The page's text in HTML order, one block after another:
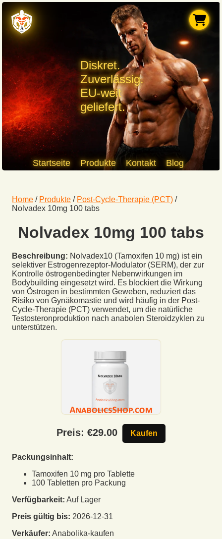
Diskret.
Zuverlässig.
EU-weit
geliefert.
Startseite Produkte Kontakt Blog
Home / Produkte / Post-Cycle-Therapie (PCT) /
Nolvadex 10mg 100 tabs
Nolvadex 10mg 100 tabs
Beschreibung: Nolvadex10 (Tamoxifen 10 mg) ist ein
selektiver Estrogenrezeptor-Modulator (SERM), der zur
Kontrolle östrogenbedingter Nebenwirkungen im
Bodybuilding eingesetzt wird. Es blockiert die Wirkung
von Östrogen in bestimmten Geweben, reduziert das
Risiko von Gynäkomastie und wird häufig in der Post-
Cycle-Therapie (PCT) verwendet, um die natürliche
Testosteronproduktion nach anabolen Steroidzyklen zu
unterstützen.
Preis: €29.00 Kaufen
Packungsinhalt:
Tamoxifen 10 mg pro Tablette
100 Tabletten pro Packung
Verfügbarkeit: Auf Lager
Preis gültig bis: 2026-12-31
Verkäufer: Anabolika-kaufen